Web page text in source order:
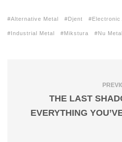
Alternative Metal Djent Electronic
Industrial Metal Mikstura Nu Metal
THE LAST
EVERYTHING